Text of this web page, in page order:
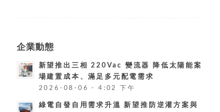
企業動態
新望推出三相 220Vac 變流器 降低太陽能案
場建置成本、滿足多元配電需求
2026-08-06 - 4:02 下午
綠電自發自用需求升溫 新望推防逆灌方案與